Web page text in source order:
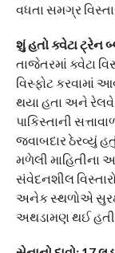
વધતા સમગ્ર
શું હતો ક્વેટા ટ્રેન
તાજેતરમાં ક્વેટા
વિસ્ફોટ કરવામાં
થયા હતા અને
પાકિસ્તાની
જવાબદાર ઠેરવ્યું
મળેલી
સંવેદનશીલ
અનેક સ્થળોએ
અથડામણ થઈ